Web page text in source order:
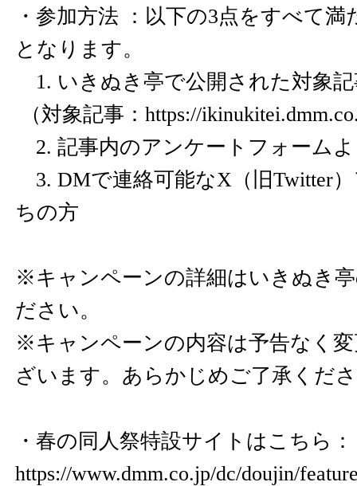
・参加方法 ：以下の3点をすべて
となります。
1. いきぬき亭で公開された対象
（対象記事： https://
2. 記事内のアンケートフォーム
3. DMで連絡可能なX（旧Twitter
ちの方
※キャンペーンの詳細はいきぬき
ださい。
※キャンペーンの内容は予告なく
ざいます。あらかじめご了承くだ
・春の同人祭特設サイトはこちら：
https://www.dmm.co.jp/dc/doujin/